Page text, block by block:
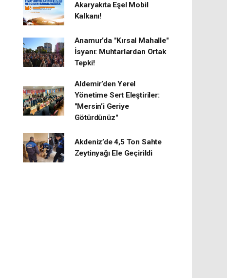
​Akaryakıta Eşel Mobil
Kalkanı!
Anamur’da "Kırsal Mahalle"
İsyanı: Muhtarlardan Ortak
Tepki!
Aldemir’den Yerel
Yönetime Sert Eleştiriler:
"Mersin’i Geriye
Götürdünüz"
Akdeniz’de 4,5 Ton Sahte
Zeytinyağı Ele Geçirildi